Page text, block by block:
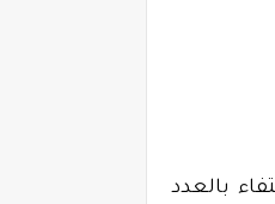
حتى يتم الإكتفاء بالعدد